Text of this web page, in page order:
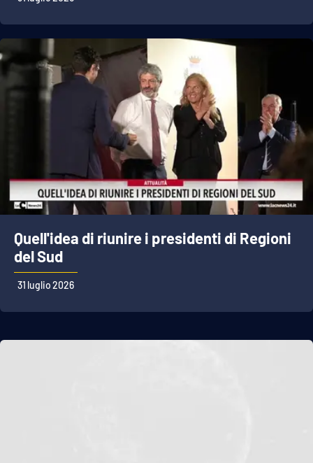
APP
Android
Apple
Quell'idea di riunire i presidenti di Regioni
del Sud
31 luglio 2026